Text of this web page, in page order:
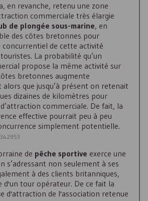
en revanche, retenu une zone
commerciale très élargie
de plongée sous-marine, en
des côtes bretonnes pour
concurrentiel de cette activité
La probabilité qu’un
propose la même activité sur
bretonnes augmente
que jusqu’à présent on retenait
dizaines de kilomètres pour
commerciale. De fait, la
effective pourrait peu à peu
simplement potentielle.
de pêche sportive exerce une
s’adressant non seulement à ses
à des clients britanniques,
d'un tour opérateur. De ce fait la
d'attraction de l'association retenue